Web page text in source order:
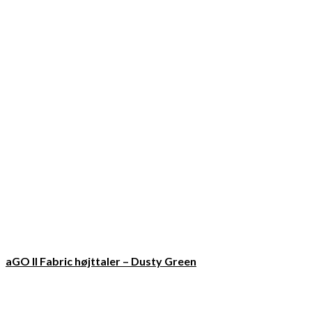
aGO II Fabric højttaler – Dusty Green